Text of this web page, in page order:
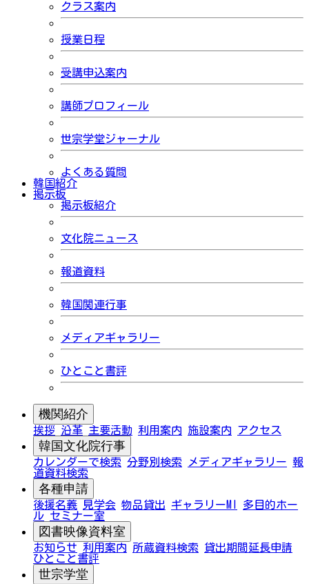
クラス案内
授業日程
受講申込案内
講師プロフィール
世宗学堂ジャーナル
よくある質問
韓国紹介
掲示板
掲示板紹介
文化院ニュース
報道資料
韓国関連行事
メディアギャラリー
ひとこと書評
機関紹介
挨拶 沿革 主要活動 利用案内 施設案内 アクセス
韓国文化院行事
カレンダーで検索 分野別検索 メディアギャラリー 報
道資料検索
各種申請
後援名義 見学会 物品貸出 ギャラリーMI
多目的ホー
ル セミナー室
図書映像資料室
お知らせ 利用案内 所蔵資料検索
貸出期間延長申請
ひとこと書評
世宗学堂